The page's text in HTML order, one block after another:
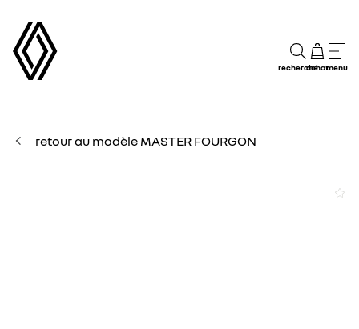
rechercheachatmenu
retour au modèle MASTER FOURGON